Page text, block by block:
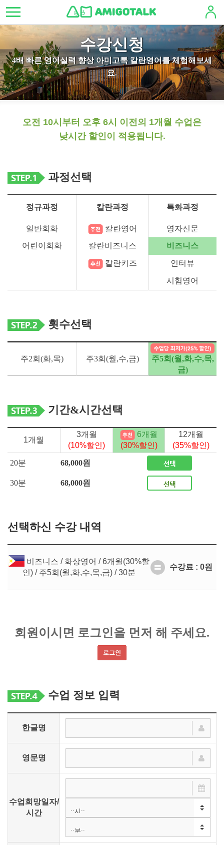
수강신청
4배 빠른 영어실력 향상 아미고톡 칼란영어를 체험해보세
요.
오전 10시부터 오후 6시 이전의 1개월 수업은
낮시간 할인이 적용됩니다.
과정선택
정규과정 칼란과정 특화과정
일반회화 칼란영어
영자신문
어린이회화
칼란비즈니스 비즈니스
칼란키즈 인터뷰
시험영어
횟수선택
주2회(화,목) 주3회(월,수,금)
주5회(월,화,수,목,
금)
기간&시간선택
1개월
3개월
(10%할인)
6개월
(30%할인)
12개월
(35%할인)
20분 68,000원 선택
30분 68,000원 선택
선택하신 수강 내역
비즈니스 / 화상영어 / 6개월(30%할
인) / 주5회(월,화,수,목,금) / 30분
수강료 : 0원
회원이시면 로그인을 먼저 해 주세요.
로그인
수업 정보 입력
한글명
영문명
수업희망일자/
시간